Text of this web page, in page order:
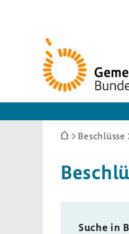
Zur
Startseite
Sie
hier:
Beschlüsse
Suche in